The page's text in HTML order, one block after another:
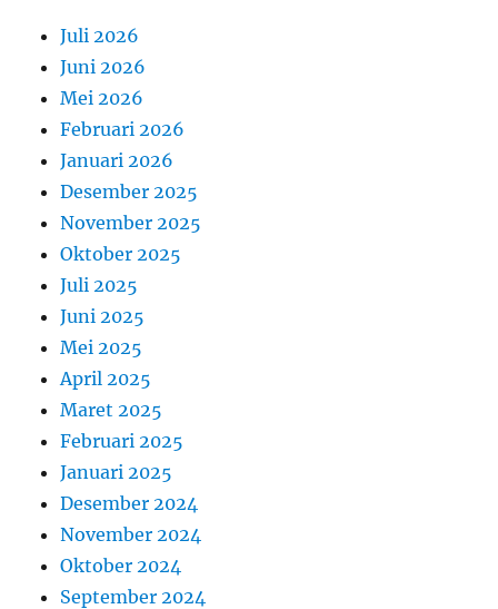
Juli 2026
Juni 2026
Mei 2026
Februari 2026
Januari 2026
Desember 2025
November 2025
Oktober 2025
Juli 2025
Juni 2025
Mei 2025
April 2025
Maret 2025
Februari 2025
Januari 2025
Desember 2024
November 2024
Oktober 2024
September 2024